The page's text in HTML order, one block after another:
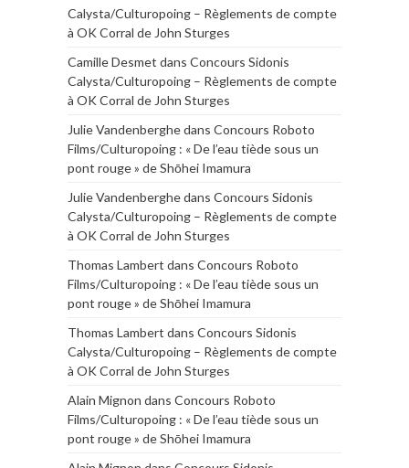
Calysta/Culturopoing – Règlements de compte
à OK Corral de John Sturges
Camille Desmet dans Concours Sidonis
Calysta/Culturopoing – Règlements de compte
à OK Corral de John Sturges
Julie Vandenberghedans Concours Roboto
Films/Culturopoing : « De l’eau tiède sous un
pont rouge » de Shōhei Imamura
Julie Vandenberghedans Concours Sidonis
Calysta/Culturopoing – Règlements de compte
à OK Corral de John Sturges
Thomas Lambert dans Concours Roboto
Films/Culturopoing : « De l’eau tiède sous un
pont rouge » de Shōhei Imamura
Thomas Lambert dans Concours Sidonis
Calysta/Culturopoing – Règlements de compte
à OK Corral de John Sturges
Alain Mignon dans Concours Roboto
Films/Culturopoing : « De l’eau tiède sous un
pont rouge » de Shōhei Imamura